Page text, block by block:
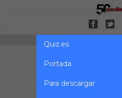
Quiz.es
Portada
Para descargar